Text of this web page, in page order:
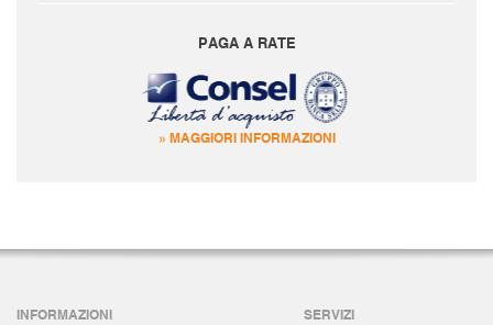
PAGA A RATE
» MAGGIORI INFORMAZIONI
INFORMAZIONI SERVIZI